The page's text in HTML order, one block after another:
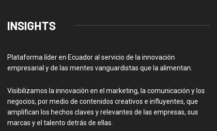
INSIGHTS
Plataforma líder en Ecuador al servicio de la innovación
empresarial y de las mentes vanguardistas que la alimentan.
Visibilizamos la innovación en el marketing, la comunicación y los
negocios, por medio de contenidos creativos e influyentes, que
amplifican los hechos claves y relevantes de las empresas, sus
marcas y el talento detrás de ellas.